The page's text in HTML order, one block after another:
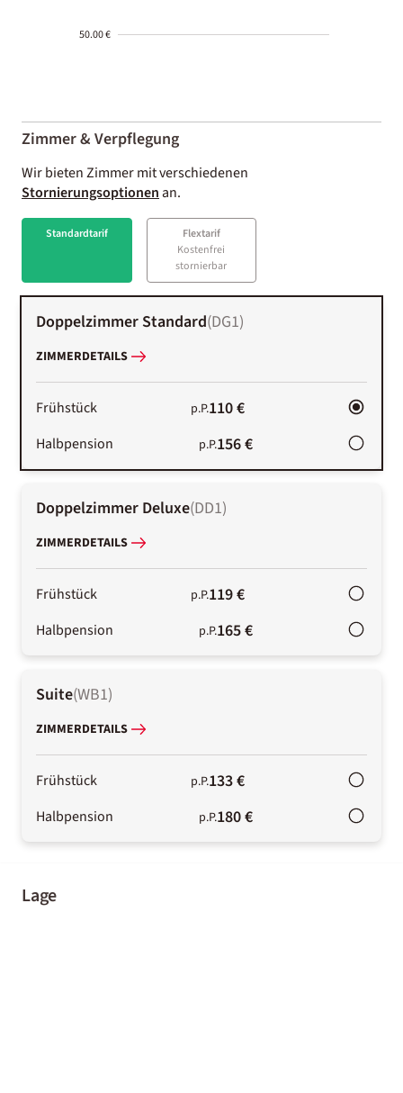
50.00 €
01-02
Zimmer & Verpflegung
Wir bieten Zimmer mit verschiedenen
Stornierungsoptionenan.
Standardtarif
Flextarif
Kostenfrei
stornierbar
Doppelzimmer Standard(DG1)
ZIMMERDETAILS
Frühstück p.P.110 €
Halbpension p.P.156 €
Doppelzimmer Deluxe(DD1)
ZIMMERDETAILS
Frühstück p.P.119 €
Halbpension p.P.165 €
Suite(WB1)
ZIMMERDETAILS
Frühstück p.P.133 €
Halbpension p.P.180 €
Lage